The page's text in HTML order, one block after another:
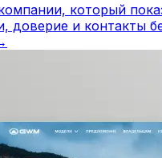
который
доверие и контакты